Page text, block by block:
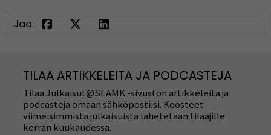
Jaa:
TILAA ARTIKKELEITA JA PODCASTEJA
Tilaa Julkaisut@SEAMK -sivuston artikkeleita ja
podcasteja omaan sähköpostiisi. Koosteet
viimeisimmistä julkaisuista lähetetään tilaajille
kerran kuukaudessa.